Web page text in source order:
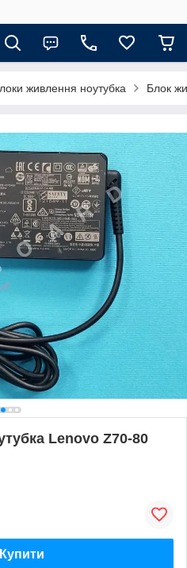
живлення ноутубка Блок
Lenovo Z70-80
Купити